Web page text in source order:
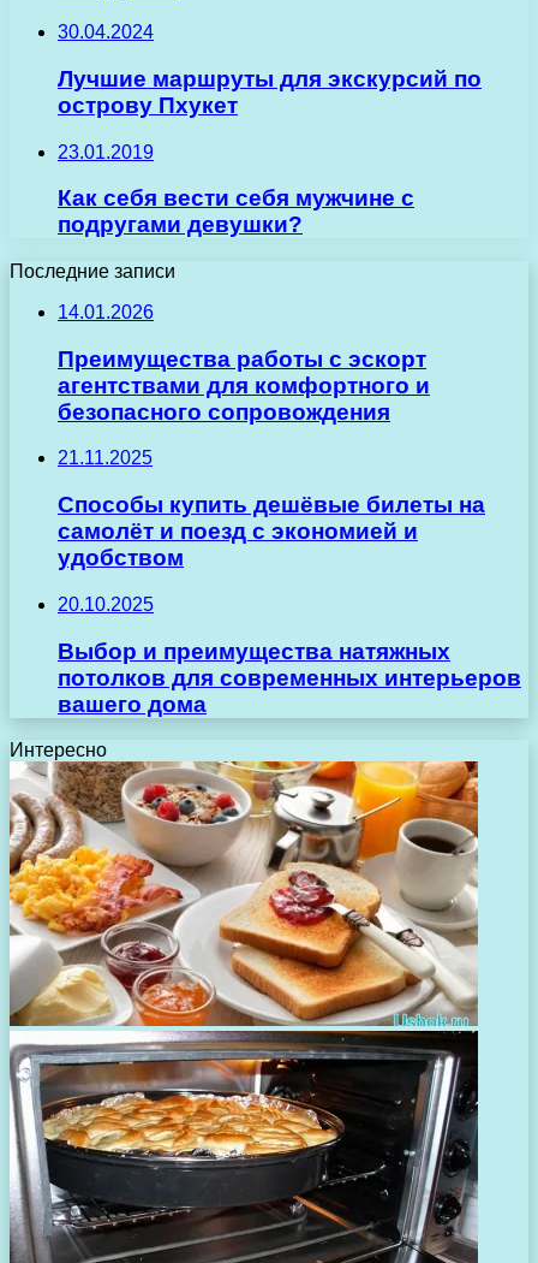
30.04.2024
Лучшие маршруты для экскурсий по
острову Пхукет
23.01.2019
Как себя вести себя мужчине с
подругами девушки?
Последние записи
14.01.2026
Преимущества работы с эскорт
агентствами для комфортного и
безопасного сопровождения
21.11.2025
Способы купить дешёвые билеты на
самолёт и поезд с экономией и
удобством
20.10.2025
Выбор и преимущества натяжных
потолков для современных интерьеров
вашего дома
Интересно